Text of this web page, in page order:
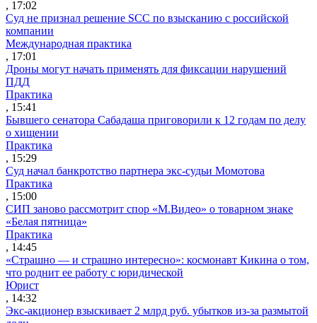
, 17:02
Суд не признал решение SCC по взысканию с российской
компании
Международная практика
, 17:01
Дроны могут начать применять для фиксации нарушений
ПДД
Практика
, 15:41
Бывшего сенатора Сабадаша приговорили к 12 годам по делу
о хищении
Практика
, 15:29
Суд начал банкротство партнера экс-судьи Момотова
Практика
, 15:00
СИП заново рассмотрит спор «М.Видео» о товарном знаке
«Белая пятница»
Практика
, 14:45
«Страшно — и страшно интересно»: космонавт Кикина о том,
что роднит ее работу с юридической
Юрист
, 14:32
Экс-акционер взыскивает 2 млрд руб. убытков из-за размытой